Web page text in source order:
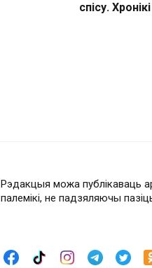
спісу.
Рэдакцыя можа публікаваць
палемікі, не падзяляючы